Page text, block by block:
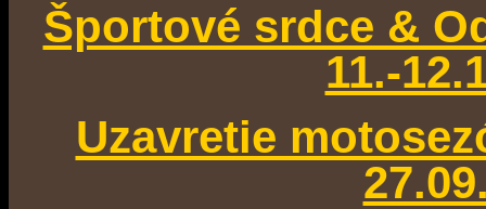
Športové srdce &
11.-
Uzavretie